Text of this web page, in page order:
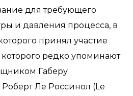
для требующего
и давления процесса, в
принял участие
редко упоминают
Габеру
Ле Россинол (Le